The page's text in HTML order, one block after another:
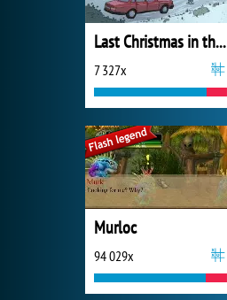
Last Christmas in the Cabin
7 327x
Murloc
94 029x